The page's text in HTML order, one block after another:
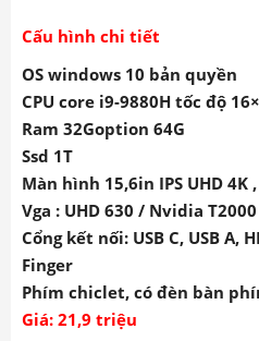
Cấu hình chi tiết
OS windows 10 bản quyền
CPU core i9-9880H tốc độ
Ram 32Goption 64G
Ssd 1T
Màn hình 15,6in IPS UHD
Vga : UHD 630 / Nvidia T2000
Cổng kết nối: USB C, USB A,
Finger
Phím chiclet, có đèn bàn
Giá: 21,9 triệu